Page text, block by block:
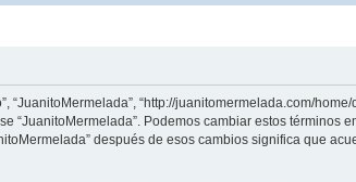
“JuanitoMermelada”, “http://juanitomermelada.com/
“JuanitoMermelada”. Podemos cambiar estos
después de esos cambios significa que